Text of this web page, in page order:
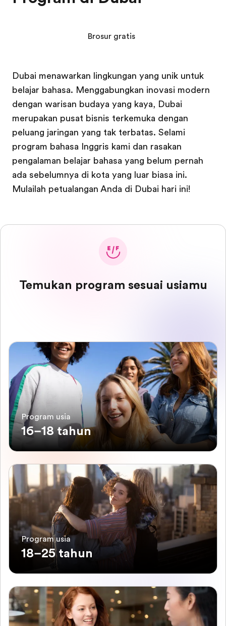
Dubai menawarkan lingkungan yang unik untuk
belajar bahasa. Menggabungkan inovasi modern
dengan warisan budaya yang kaya, Dubai
merupakan pusat bisnis terkemuka dengan
peluang jaringan yang tak terbatas. Selami
program bahasa Inggris kami dan rasakan
pengalaman belajar bahasa yang belum pernah
ada sebelumnya di kota yang luar biasa ini.
Mulailah petualangan Anda di Dubai hari ini!
Brosur gratis
Temukan program sesuai usiamu
Program usia
16–18 tahun
Program usia
18–25 tahun